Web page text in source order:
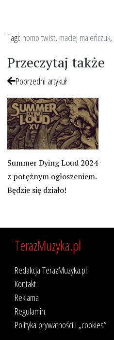
Tagi: homo twist, maciej maleńczuk,
Przeczytaj także
Poprzedni artykuł
Summer Dying Loud 2024
z potężnym ogłoszeniem.
Będzie się działo!
TerazMuzyka.pl
Redakcja TerazMuzyka.pl
Kontakt
Reklama
Regulamin
Polityka prywatności i „cookies”